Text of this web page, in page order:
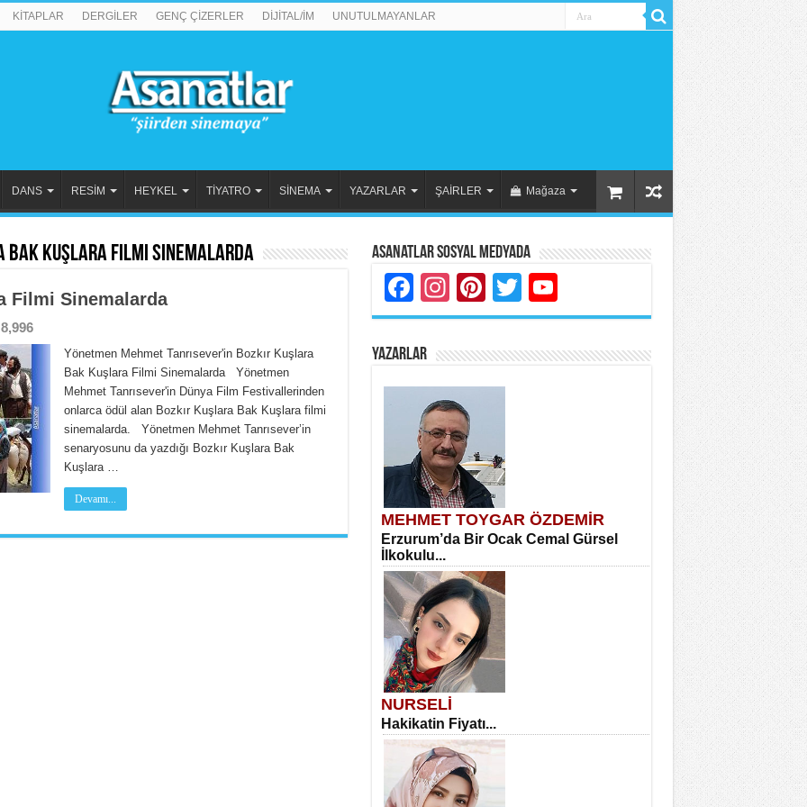
KİTAPLAR DERGİLER GENÇ ÇİZERLER DİJİTAL/İM UNUTULMAYANLAR
DANS RESİM HEYKEL TİYATRO SİNEMA YAZARLAR ŞAİRLER Mağaza
Bak Kuşlara Filmi Sinemalarda
Filmi Sinemalarda
8,996
Yönetmen Mehmet Tanrısever'in Bozkır Kuşlara
Bak Kuşlara Filmi Sinemalarda Yönetmen
Mehmet Tanrısever'in Dünya Film Festivallerinden
onlarca ödül alan Bozkır Kuşlara Bak Kuşlara filmi
sinemalarda. Yönetmen Mehmet Tanrısever’in
senaryosunu da yazdığı Bozkır Kuşlara Bak
Kuşlara …
Devamı...
Asanatlar Sosyal Medyada
Facebook
Instagram
Pinterest
Twitter
YAZARLAR
MEHMET TOYGAR ÖZDEMİR
Erzurum’da Bir Ocak Cemal Gürsel
İlkokulu...
NURSELİ
Hakikatin Fiyatı...